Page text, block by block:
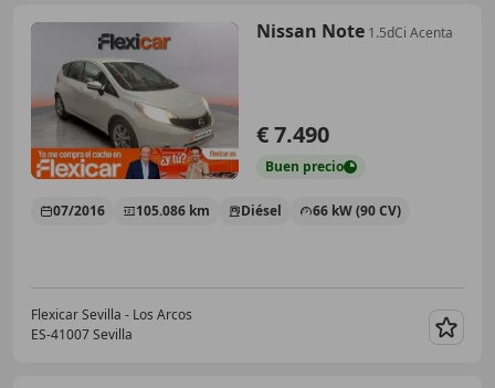
Nissan Note 1.5dCi Acenta
€ 7.490
Buen precio
07/2016 105.086 km Diésel 66 kW (90 CV)
Flexicar Sevilla - Los Arcos
ES-41007 Sevilla